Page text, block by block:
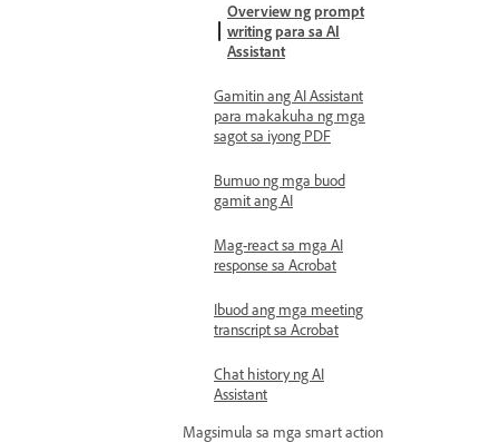
Overview ng prompt
writing para sa AI
Assistant
Gamitin ang AI Assistant
para makakuha ng mga
sagot sa iyong PDF
Bumuo ng mga buod
gamit ang AI
Mag-react sa mga AI
response sa Acrobat
Ibuod ang mga meeting
transcript sa Acrobat
Chat history ng AI
Assistant
Magsimula sa mga smart action